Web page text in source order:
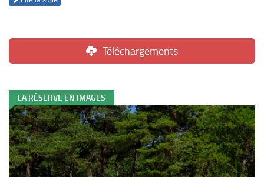
Téléchargements
LA RÉSERVE EN IMAGES